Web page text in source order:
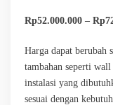
Rp52.000.000 –
Harga dapat berubah
tambahan seperti
instalasi yang
sesuai dengan